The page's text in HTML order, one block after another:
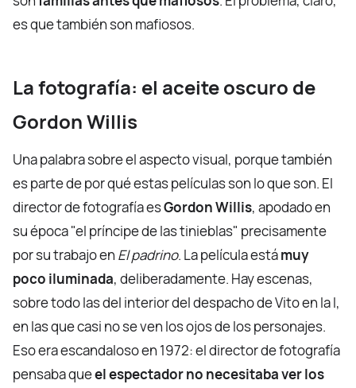
es que también son mafiosos.
La fotografía: el aceite oscuro de
Gordon Willis
Una palabra sobre el aspecto visual, porque también
es parte de por qué estas películas son lo que son. El
director de fotografía esGordon Willis, apodado en
su época "el príncipe de las tinieblas" precisamente
por su trabajo en El padrino. La película estámuy
poco iluminada, deliberadamente. Hay escenas,
sobre todo las del interior del despacho de Vito en la I,
en las que casi no se ven los ojos de los personajes.
Eso era escandaloso en 1972: el director de fotografía
pensaba queel espectador no necesitaba ver los